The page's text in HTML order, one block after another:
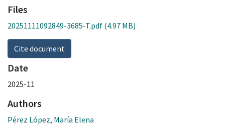
Files
20251111092849-3685-T.pdf (4.97 MB)
Cite document
Date
2025-11
Authors
Pérez López, María Elena